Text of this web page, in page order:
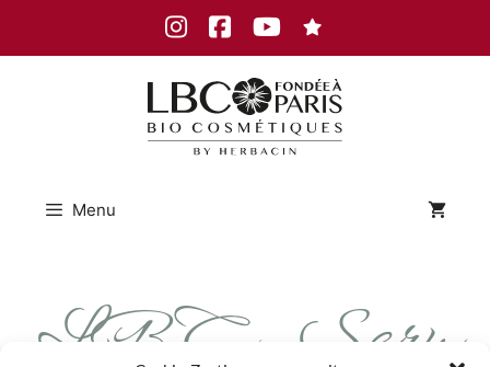
InstagramFacebookYoutube
Menu
LBC_Seru